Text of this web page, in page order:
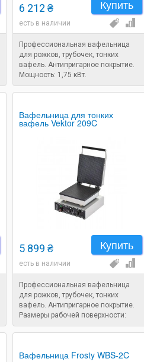
Купить
6 212 ₴
есть в наличии
Профессиональная вафельница
для рожков, трубочек, тонких
вафель. Антипригарное покрытие.
Мощность: 1,75 кВт.
Вафельница для тонких
вафель Vektor 209C
Купить
5 899 ₴
есть в наличии
Профессиональная вафельница
для рожков, трубочек, тонких
вафель. Антипригарное покрытие.
Размеры рабочей поверхности:
255х260 мм. Мощность: 1,75 кВт.
Вафельница Frosty WBS-2C